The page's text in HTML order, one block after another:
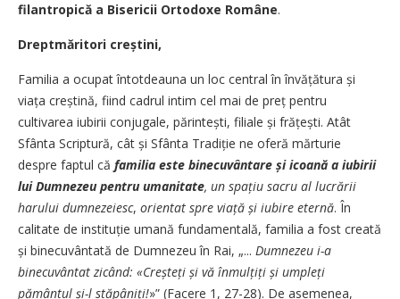
filantropică a ­Bisericii Ortodoxe ­Române.
Dreptmăritori creștini,
Familia a ocupat întotdeauna un loc central în învățătura și
viața creștină, fiind cadrul intim cel mai de preț pentru
cultivarea iubirii conjugale, părintești, filiale și frățești. Atât
Sfânta Scriptură, cât și Sfânta Tradiție ne oferă mărturie
despre faptul că familia este binecuvântare și icoană a iubirii
lui Dumnezeu pentru umanitate, un spațiu sacru al lucrării
harului dumnezeiesc, orientat spre viață și iubire eternă. În
calitate de instituție umană fundamentală, familia a fost creată
și binecuvântată de Dumnezeu în Rai, „... Dumnezeu i-a
binecuvântat zicând: «Creșteți și vă înmulțiți și umpleți
pământul și-l stăpâniți!»” (Facere 1, 27-28). De asemenea,